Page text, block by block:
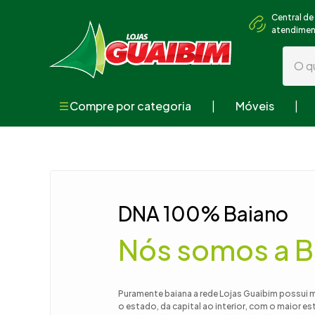
Central de
O
Compre por categoria Móveis
DNA 100% Baiano
Nós somos a
Puramente baiana a rede Lojas Guaibim
o estado, da capital ao interior, com o maior
Termos
4º
sofá
cama
6
7º
tv